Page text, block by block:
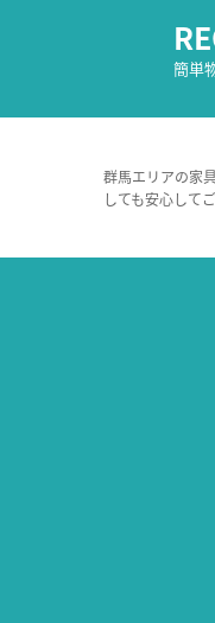
簡単
群馬エリアの家
しても安心して